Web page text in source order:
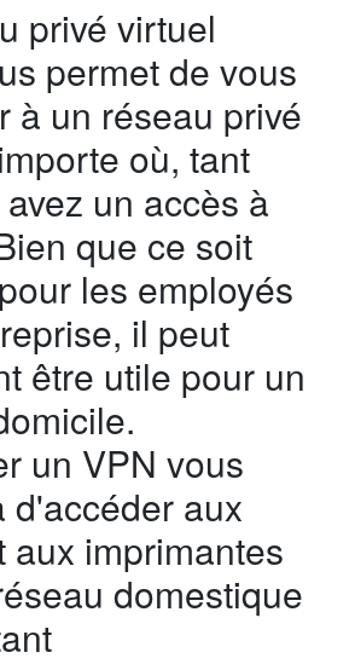
privé virtuel
permet de vous
à un réseau privé
où, tant
un accès à
que ce soit
les employés
il peut
être utile pour un
un VPN vous
d'accéder aux
aux imprimantes
domestique